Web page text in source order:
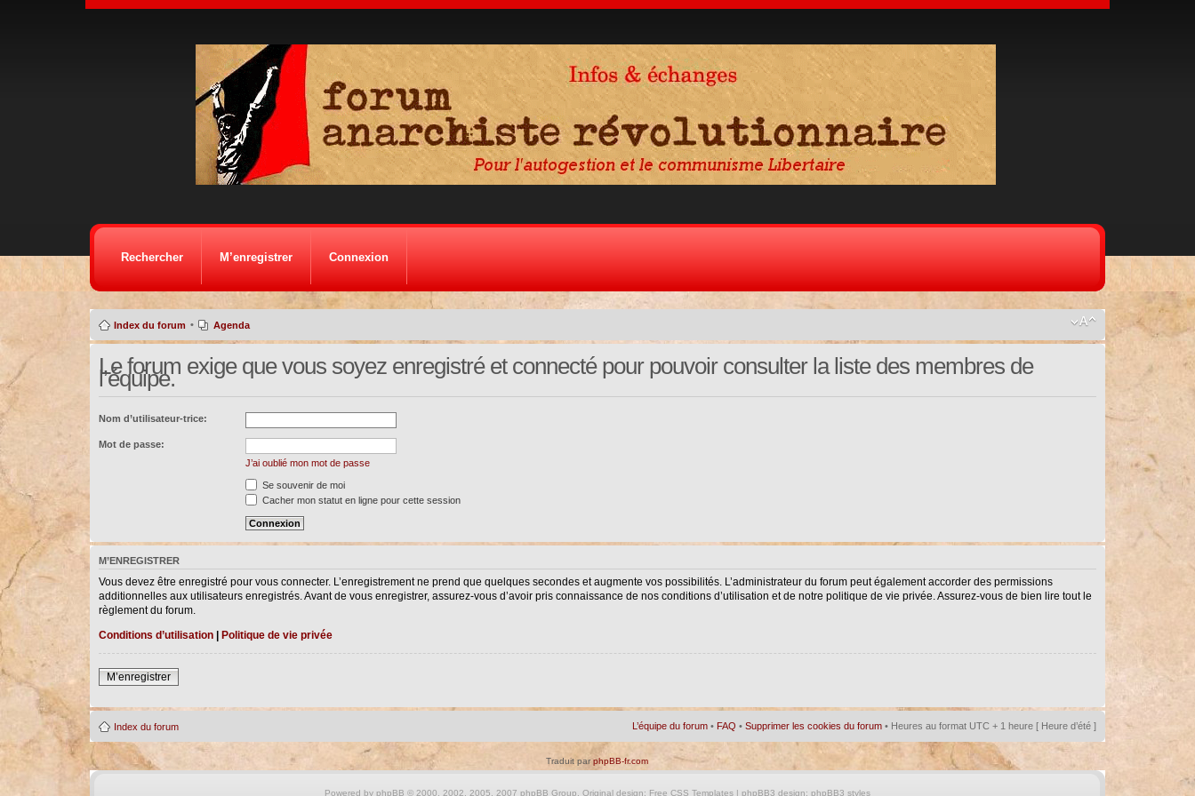
Rechercher M’enregistrer Connexion
Index du forum • Agenda
Le forum exige que vous soyez enregistré et connecté pour pouvoir consulter la liste des membres de
l’équipe.
Nom d’utilisateur-trice:
Mot de passe:
J’ai oublié mon mot de passe
Se souvenir de moi
Cacher mon statut en ligne pour cette session
M’ENREGISTRER
Vous devez être enregistré pour vous connecter. L’enregistrement ne prend que quelques secondes et augmente vos possibilités. L’administrateur du forum peut également accorder des permissions
additionnelles aux utilisateurs enregistrés. Avant de vous enregistrer, assurez-vous d’avoir pris connaissance de nos conditions d’utilisation et de notre politique de vie privée. Assurez-vous de bien lire tout le
règlement du forum.
Conditions d’utilisation| Politique de vie privée
M’enregistrer
Index du forum L’équipe du forum • FAQ •Supprimer les cookies du forum • Heures au format UTC + 1 heure [ Heure d’été ]
Traduit parphpBB-fr.com
Powered by phpBB © 2000, 2002, 2005, 2007 phpBB Group. Original design: Free CSS Templates| phpBB3 design: phpBB3 styles